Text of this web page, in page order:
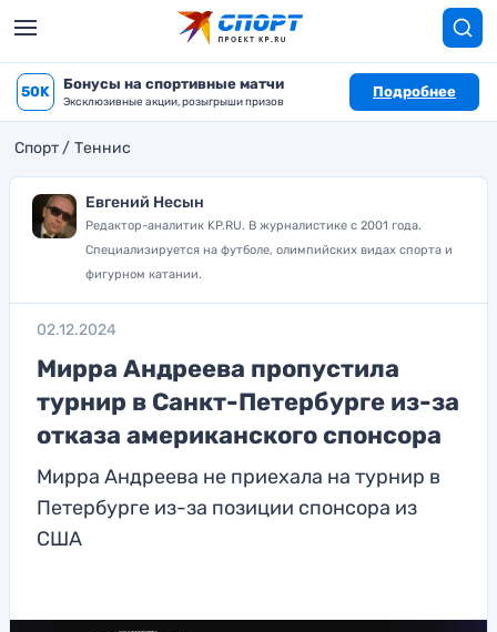
50K Бонусы на спортивные матчи
Эксклюзивные акции, розыгрыши призов
Подробнее
Спорт Теннис
Евгений Несын
Редактор-аналитик KP.RU. В журналистике с 2001 года.
Специализируется на футболе, олимпийских видах спорта и
фигурном катании.
02.12.2024
Мирра Андреева пропустила
турнир в Санкт-Петербурге из-за
отказа американского спонсора
Мирра Андреева не приехала на турнир в
Петербурге из-за позиции спонсора из
США